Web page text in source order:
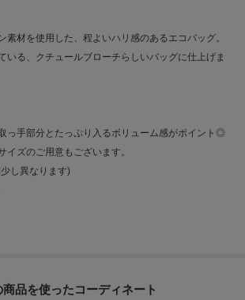
素材を使用した、程よいハリ感のあるエコバッグ。
いる、クチュールブローチらしいバッグに仕上げま
っ手部分とたっぷり入るボリューム感がポイント◎
イズのご用意もございます。
し異なります)
商品を使った